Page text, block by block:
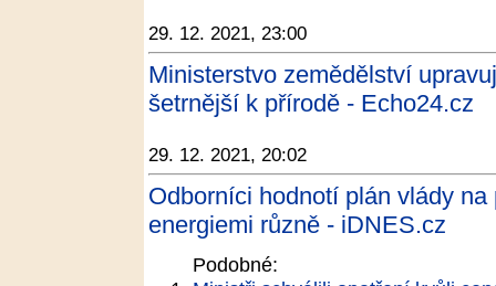
29. 12. 2021, 23:00
Ministerstvo zemědělství
šetrnější k přírodě - Echo24.cz
29. 12. 2021, 20:02
Odborníci hodnotí plán vlády
energiemi různě - iDNES.cz
Podobné: